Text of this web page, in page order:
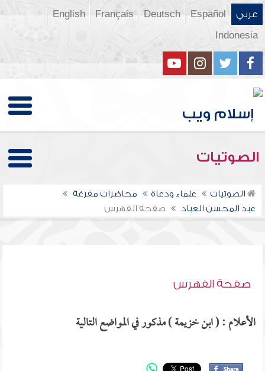
عربي Español
Deutsch
Français
English
Indonesia
الصوتيات
الصوتيات علماء ودعاة
محاضرات مفرغة
عبد المحسن العباد
صفحة الفهرس
صفحة الفهرس
الأعلام : ( ابن خزيمة ) مذكور في المواضع التالية